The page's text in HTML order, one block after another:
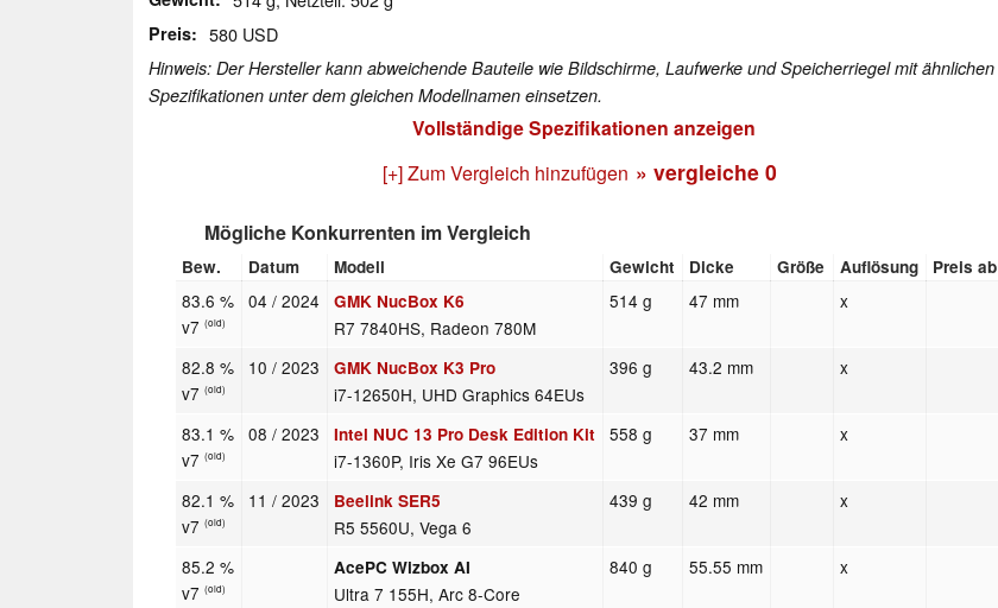
Preis 580 USD
Hinweis: Der Hersteller kann abweichende Bauteile wie Bildschirme, Laufwerke und Speicherriegel mit ähnlichen
Spezifikationen unter dem gleichen Modellnamen einsetzen.
Vollständige Spezifikationen anzeigen
[+] Zum Vergleich hinzufügen » vergleiche 0
Mögliche Konkurrenten im Vergleich
Bew. Datum Modell Gewicht Dicke Größe Auflösung Preis ab
83.6 %
v7 (old)
04 / 2024 GMK NucBox K6
R7 7840HS, Radeon 780M
514 g 47 mm x
82.8 %
v7 (old)
10 / 2023 GMK NucBox K3 Pro
i7-12650H, UHD Graphics 64EUs
396 g 43.2 mm x
83.1 %
v7 (old)
08 / 2023 Intel NUC 13 Pro Desk Edition Kit
i7-1360P, Iris Xe G7 96EUs
558 g 37 mm x
82.1 %
v7 (old)
11 / 2023 Beelink SER5
R5 5560U, Vega 6
439 g 42 mm x
85.2 %
v7 (old)
AcePC Wizbox AI
Ultra 7 155H, Arc 8-Core
840 g 55.55 mm x